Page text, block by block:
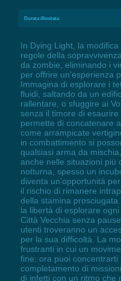
Durata illimitata
In Dying Light, la
regole della
da zombie, eliminando i
per offrire un'esperienza
Immagina di esplorare i
fluidi, saltando da un
rallentare, o sfuggire ai
senza il timore di
permette di concatenare
come arrampicate
in combattimento si
qualsiasi arma da
anche nelle situazioni più
notturna, spesso un
diventa un'opportunità
il rischio di rimanere
della stamina
la libertà di esplorare
Città Vecchia senza
utenti troveranno un
per la sua difficoltà. La
frustranti in cui un
fine: ora puoi
completamento di
di infetti con un ritmo che